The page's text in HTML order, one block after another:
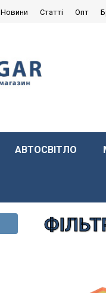
Новини Статті Опт
АВТОСВІТЛО